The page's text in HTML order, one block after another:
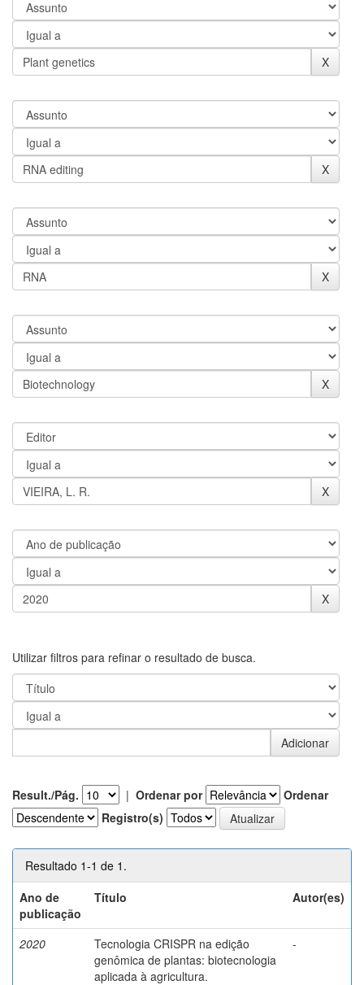
Utilizar filtros para refinar o resultado de busca.
Result./Pág. | Ordenar por
Ordenar
Registro(s)
Resultado 1-1 de 1.
Ano de
publicação
Título Autor(es)
2020
Tecnologia CRISPR na edição
genômica de plantas: biotecnologia
aplicada à agricultura.
-